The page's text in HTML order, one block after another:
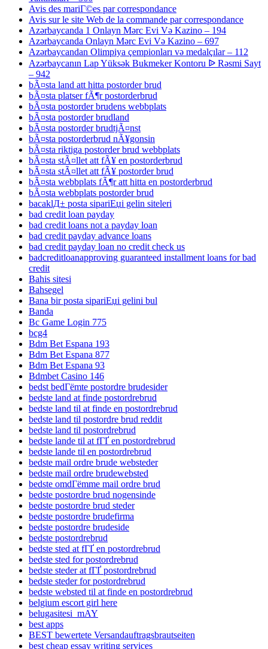
Avis des mariГ©es par correspondance
Avis sur le site Web de la commande par correspondance
Azərbaycanda 1 Onlayn Mərc Evi Və Kazino – 194
Azərbaycanda Onlayn Mərc Evi Və Kazino – 697
Azərbaycandan Olimpiya çempionları və medalçılar – 112
Azərbaycanın Lap Yüksək Bukmeker Kontoru ᐉ Rəsmi Sayt
– 942
bÃ¤sta land att hitta postorder brud
bÃ¤sta platser fÃ¶r postorderbrud
bÃ¤sta postorder brudens webbplats
bÃ¤sta postorder brudland
bÃ¤sta postorder brudtjÃ¤nst
bÃ¤sta postorderbrud nÃ¥gonsin
bÃ¤sta riktiga postorder brud webbplats
bÃ¤sta stÃ¤llet att fÃ¥ en postorderbrud
bÃ¤sta stÃ¤llet att fÃ¥ postorder brud
bÃ¤sta webbplats fÃ¶r att hitta en postorderbrud
bÃ¤sta webbplats postorder brud
bacaklД± posta sipariЕџi gelin siteleri
bad credit loan payday
bad credit loans not a payday loan
bad credit payday advance loans
bad credit payday loan no credit check us
badcreditloanapproving guaranteed installment loans for bad
credit
Bahis sitesi
Bahsegel
Bana bir posta sipariЕџi gelini bul
Banda
Bc Game Login 775
bcg4
Bdm Bet Espana 193
Bdm Bet Espana 877
Bdm Bet Espana 93
Bdmbet Casino 146
bedst bedГёmte postordre brudesider
bedste land at finde postordrebrud
bedste land til at finde en postordrebrud
bedste land til postordre brud reddit
bedste land til postordrebrud
bedste lande til at fГҐ en postordrebrud
bedste lande til en postordrebrud
bedste mail ordre brude websteder
bedste mail ordre brudewebsted
bedste omdГёmme mail ordre brud
bedste postordre brud nogensinde
bedste postordre brud steder
bedste postordre brudefirma
bedste postordre brudeside
bedste postordrebrud
bedste sted at fГҐ en postordrebrud
bedste sted for postordrebrud
bedste steder at fГҐ postordrebrud
bedste steder for postordrebrud
bedste websted til at finde en postordrebrud
belgium escort girl here
belugasitesi_mAY
best apps
BEST bewertete Versandauftragsbrautseiten
best cheap essay writing services